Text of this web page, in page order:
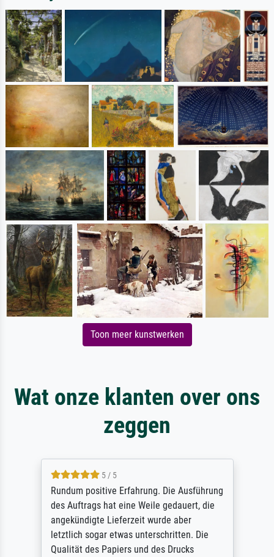
Toon meer kunstwerken
Wat onze klanten over ons
zeggen
5 / 5
Rundum positive Erfahrung. Die Ausführung
des Auftrags hat eine Weile gedauert, die
angekündigte Lieferzeit wurde aber
letztlich sogar etwas unterschritten. Die
Qualität des Papiers und des Drucks